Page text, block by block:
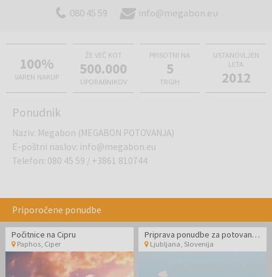
080 45 59 info@megabon.eu
100%
VAREN NAKUP
ŽE VEČ KOT
500.000
UPORABNIKOV
PRISOTNI NA
5
TRGIH
USTANOVLJEN
LETA
2012
Ponudnik
Naziv: Megabon (MEGABON POTOVANJA)
E-poštni naslov: info@megabon.eu
Telefon: 080 45 59 / +3861 810744
Priporočene ponudbe
Počitnice na Cipru
Paphos, Ciper
Priprava ponudbe za potovanje po meri
Ljubljana Slovenija